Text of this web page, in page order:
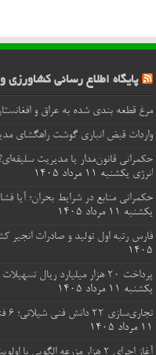
پایگاه اطلاع رسانی کشاورزی
مرغ قطعه‌ بندی شده به عراق و
واردات قبض‌ انباری گوشت راهگشای
حکمرانی قانون‌مدار یا مدیریت
انرژی یکشنبه ۱۱ مرداد ۱۴۰۵
حکمرانی منابع در شرایط بحران؛ آیا
یکشنبه ۱۱ مرداد ۱۴۰۵
فارس رتبه اول تولید و صادرات انجیر
۱۴۰۵
پرداخت ۲۰ هزار میلیارد ریال تسهیلات صندوق توسعه ملی توسط بانک کشاورزی
یکشنبه ۱۱ مرداد ۱۴۰۵
تجاری‌سازی ۲۲ دانش فنی شیلاتی؛ ۶ فناوری به بخش خصوصی منتقل شد
۱۱ مرداد ۱۴۰۵